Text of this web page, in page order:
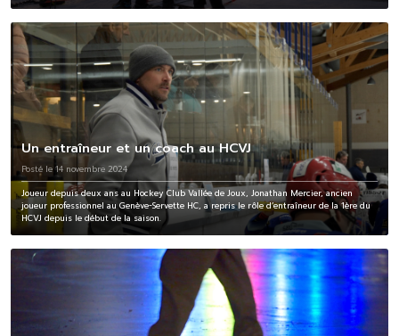
Un entraîneur et un coach au HCVJ
Posté le 14 novembre 2024
Joueur depuis deux ans au Hockey Club Vallée de Joux, Jonathan Mercier, ancien
joueur professionnel au Genève-Servette HC, a repris le rôle d’entraîneur de la 1ère du
HCVJ depuis le début de la saison.